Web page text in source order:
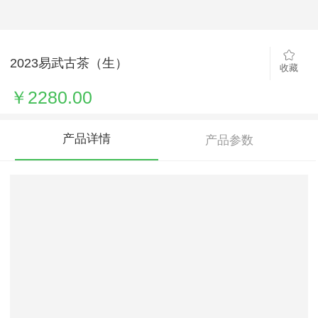
2023易武古茶（生） 收藏
￥2280.00
产品详情 产品参数